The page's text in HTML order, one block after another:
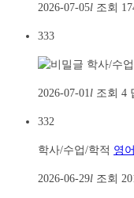
2026-07-05l 조회
333
학사/수
2026-07-01 l 조회 4
332
학사/수업/학적 영
2026-06-29l 조회